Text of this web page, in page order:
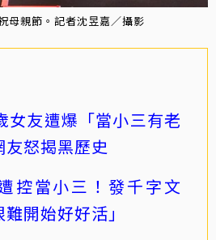
母親節。記者沈昱嘉／攝影
女友遭爆「當小三有老
怒揭黑歷史
控當小三！發千字文
難開始好好活」